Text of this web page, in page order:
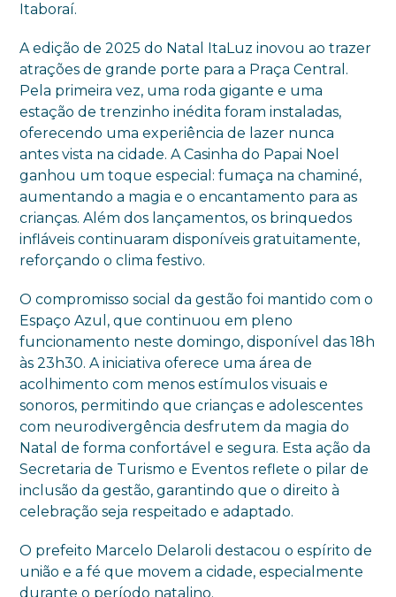
Itaboraí.
A edição de 2025 do Natal ItaLuz inovou ao trazer
atrações de grande porte para a Praça Central.
Pela primeira vez, uma roda gigante e uma
estação de trenzinho inédita foram instaladas,
oferecendo uma experiência de lazer nunca
antes vista na cidade. A Casinha do Papai Noel
ganhou um toque especial: fumaça na chaminé,
aumentando a magia e o encantamento para as
crianças. Além dos lançamentos, os brinquedos
infláveis continuaram disponíveis gratuitamente,
reforçando o clima festivo.
O compromisso social da gestão foi mantido com o
Espaço Azul, que continuou em pleno
funcionamento neste domingo, disponível das 18h
às 23h30. A iniciativa oferece uma área de
acolhimento com menos estímulos visuais e
sonoros, permitindo que crianças e adolescentes
com neurodivergência desfrutem da magia do
Natal de forma confortável e segura. Esta ação da
Secretaria de Turismo e Eventos reflete o pilar de
inclusão da gestão, garantindo que o direito à
celebração seja respeitado e adaptado.
O prefeito Marcelo Delaroli destacou o espírito de
união e a fé que movem a cidade, especialmente
durante o período natalino.